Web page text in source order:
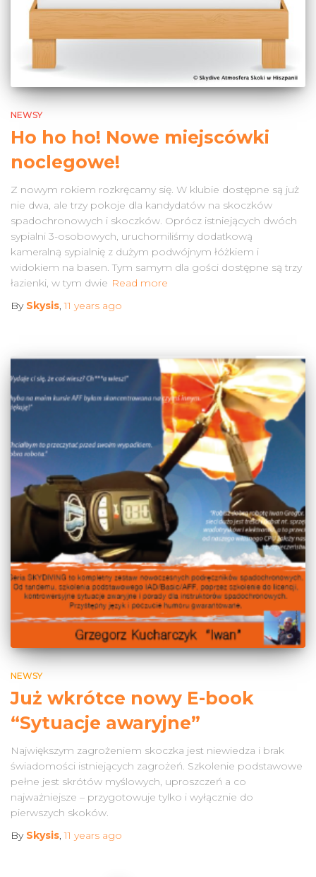
NEWSY
Ho ho ho! Nowe miejscówki
noclegowe!
Z nowym rokiem rozkręcamy się. W klubie dostępne są już
nie dwa, ale trzy pokoje dla kandydatów na skoczków
spadochronowych i skoczków. Oprócz istniejących dwóch
sypialni 3-osobowych, uruchomiliśmy dodatkową
kameralną sypialnię z dużym podwójnym łóżkiem i
widokiem na basen. Tym samym dla gości dostępne są trzy
łazienki, w tym dwie Read more
By Skysis ,11 years ago
NEWSY
Już wkrótce nowy E-book
“Sytuacje awaryjne”
Największym zagrożeniem skoczka jest niewiedza i brak
świadomości istniejących zagrożeń. Szkolenie podstawowe
pełne jest skrótów myślowych, uproszczeń a co
najważniejsze – przygotowuje tylko i wyłącznie do
pierwszych skoków.
By Skysis,11 years ago